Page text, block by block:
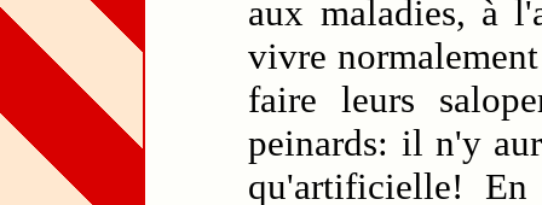
aux maladies, à
vivre
faire leurs
peinards: il n'y
qu'artificielle!